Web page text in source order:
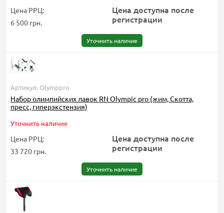
Цена РРЦ:
6 500 грн.
Цена доступна после
регистрации
Уточнить наличие
Артикул: Olymppro
Набор олимпийских лавок RN Olympic pro (жим, Скотта,
пресс, гиперэкстензия)
Уточнить наличие
Цена РРЦ:
33 720 грн.
Цена доступна после
регистрации
Уточнить наличие